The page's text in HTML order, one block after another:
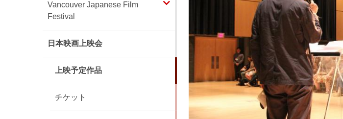
Vancouver Japanese Film
Festival
日本映画上映会
上映予定作品
チケット